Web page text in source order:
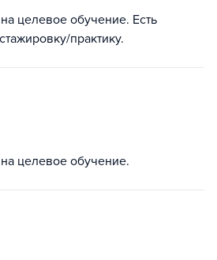
целевое обучение. Есть
практику.
целевое обучение.